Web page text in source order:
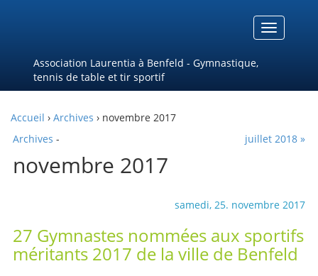
Menu
Association Laurentia à Benfeld - Gymnastique,
tennis de table et tir sportif
Accueil › Archives › novembre 2017
Archives - juillet 2018 »
novembre 2017
samedi, 25. novembre 2017
27 Gymnastes nommées aux sportifs
méritants 2017 de la ville de Benfeld